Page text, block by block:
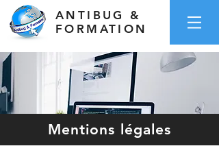
ANTIBUG &
FORMATION
Mentions légales